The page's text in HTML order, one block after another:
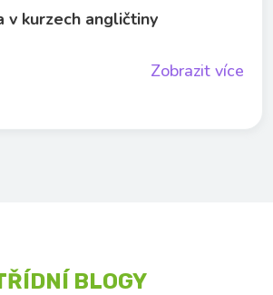
v kurzech angličtiny
Zobrazit více
BLOGY